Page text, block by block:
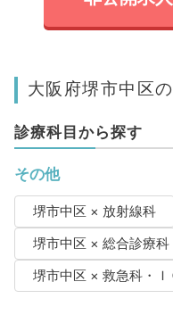
大阪府堺市中区
診療科目から探す
その他
堺市中区 × 放射線科
堺市中区 × 総合診療科
堺市中区 × 救急科・Ｉ